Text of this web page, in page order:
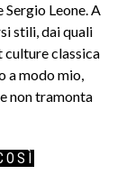
Leone. A
stili, dai quali
culture classica
a modo mio,
non tramonta